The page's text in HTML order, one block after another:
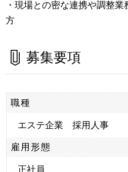
・現場との密な連携や調整
方
募集要項
職種
エステ企業 採用人事
雇用形態
正社員